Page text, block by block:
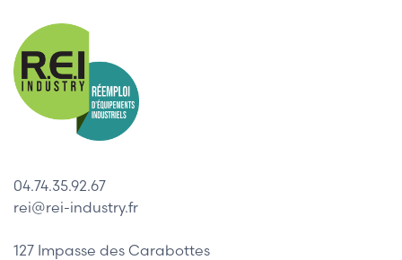
04.74.35.92.67
rei@rei-industry.fr
127 Impasse des Carabottes